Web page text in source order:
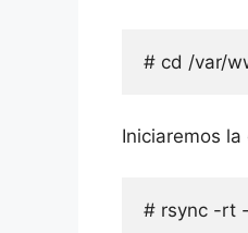
# cd /var/
Iniciaremos
# rsync -rt